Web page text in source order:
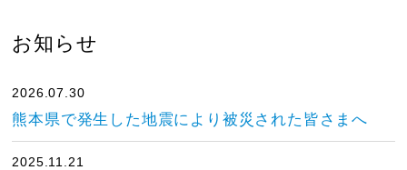
お知らせ
2026.07.30
熊本県で発生した地震により被災された皆さまへ
2025.11.21